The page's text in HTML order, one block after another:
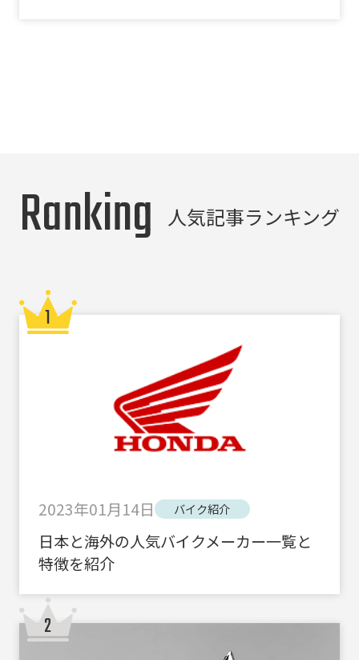
Ranking 人気記事ランキング
2023年01月14日 バイク紹介
日本と海外の人気バイクメーカー一覧と
特徴を紹介